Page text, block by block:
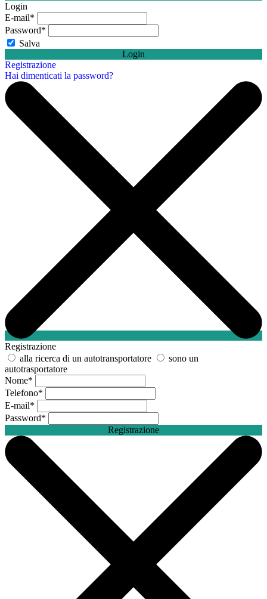
Login
E-mail*
Password*
Salva
Login
Registrazione
Hai dimenticati la password?
Registrazione
alla ricerca di un autotransportatore
sono un
autotrasportatore
Nome*
Telefono*
E-mail*
Password*
Registrazione